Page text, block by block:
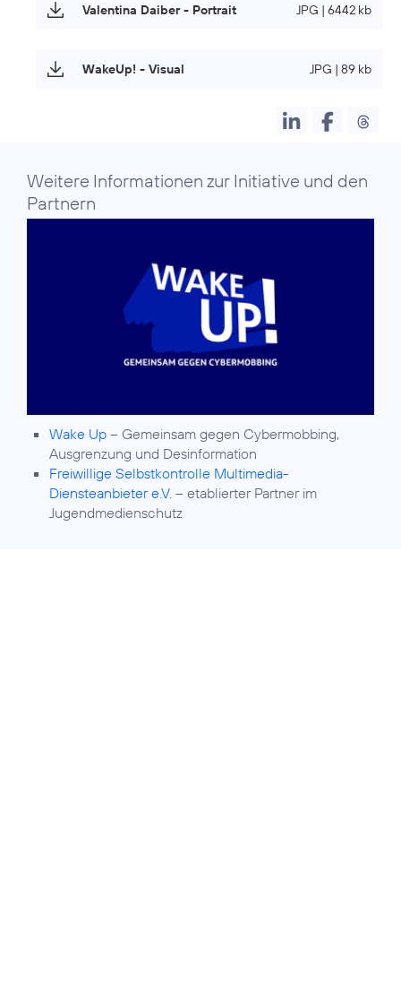
Valentina Daiber - Portrait JPG | 6442 kb
WakeUp! - Visual JPG | 89 kb
Weitere Informationen zur Initiative und den
Partnern
Wake Up – Gemeinsam gegen Cybermobbing,
Ausgrenzung und Desinformation
Freiwillige Selbstkontrolle Multimedia-
Diensteanbieter e.V. – etablierter Partner im
Jugendmedienschutz